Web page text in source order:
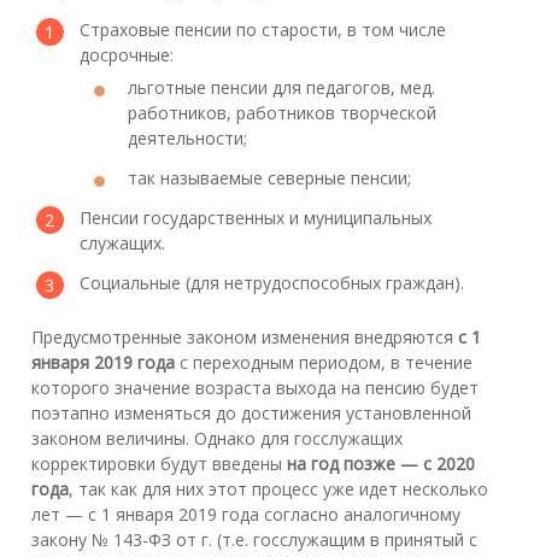
Страховые пенсии по старости, в том числе
досрочные:
льготные пенсии для педагогов, мед.
работников, работников творческой
деятельности;
так называемые северные пенсии;
Пенсии государственных и муниципальных
служащих.
Социальные (для нетрудоспособных граждан).
Предусмотренные законом изменения внедряются с 1
января 2019 года с переходным периодом, в течение
которого значение возраста выхода на пенсию будет
поэтапно изменяться до достижения установленной
законом величины. Однако для госслужащих
корректировки будут введены на год позже — с 2020
года, так как для них этот процесс уже идет несколько
лет — с 1 января 2019 года согласно аналогичному
закону № 143-ФЗ от г. (т.е. госслужащим в принятый с